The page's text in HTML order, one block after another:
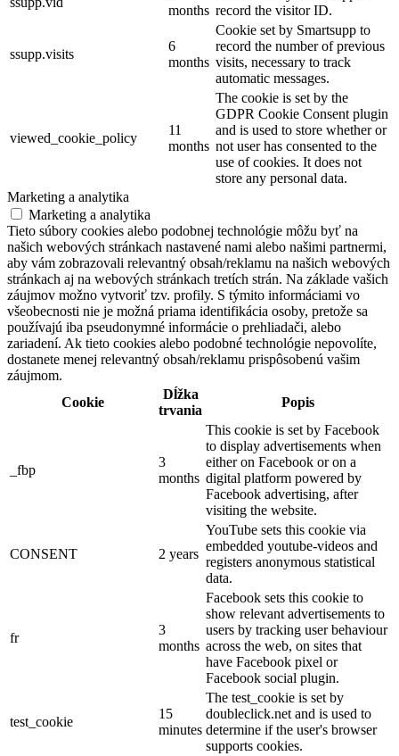
months record the visitor ID.
ssupp.visits
6
months
Cookie set by Smartsupp to
record the number of previous
visits, necessary to track
automatic messages.
viewed_cookie_policy
11
months
The cookie is set by the
GDPR Cookie Consent plugin
and is used to store whether or
not user has consented to the
use of cookies. It does not
store any personal data.
Marketing a analytika
Marketing a analytika
Tieto súbory cookies alebo podobnej technológie môžu byť na
našich webových stránkach nastavené nami alebo našimi partnermi,
aby vám zobrazovali relevantný obsah/reklamu na našich webových
stránkach aj na webových stránkach tretích strán. Na základe vašich
záujmov možno vytvoriť tzv. profily. S týmito informáciami vo
všeobecnosti nie je možná priama identifikácia osoby, pretože sa
používajú iba pseudonymné informácie o prehliadači, alebo
zariadení. Ak tieto cookies alebo podobné technológie nepovolíte,
dostanete menej relevantný obsah/reklamu prispôsobenú vašim
záujmom.
Cookie
Dĺžka
trvania
Popis
_fbp
3
months
This cookie is set by Facebook
to display advertisements when
either on Facebook or on a
digital platform powered by
Facebook advertising, after
visiting the website.
CONSENT 2 years
YouTube sets this cookie via
embedded youtube-videos and
registers anonymous statistical
data.
fr
3
months
Facebook sets this cookie to
show relevant advertisements to
users by tracking user behaviour
across the web, on sites that
have Facebook pixel or
Facebook social plugin.
test_cookie
15
minutes
The test_cookie is set by
doubleclick.net and is used to
determine if the user's browser
supports cookies.